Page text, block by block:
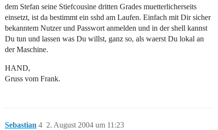
dem Stefan seine Stiefcousine dritten Grades muetterlicherseits
einsetzt, ist da bestimmt ein sshd am Laufen. Einfach mit Dir sicher
bekanntem Nutzer und Passwort anmelden und in der shell kannst
Du tun und lassen was Du willst, ganz so, als waerst Du lokal an
der Maschine.
HAND,
Gruss vom Frank.
Sebastian 2. August 2004 um 11:23
4